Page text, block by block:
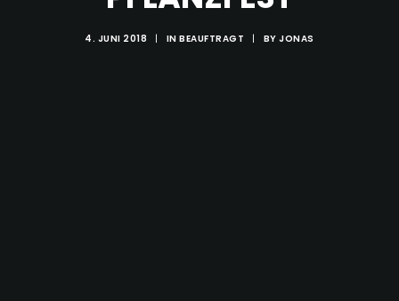
4. JUNI 2018 | INBEAUFTRAGT | BYJONAS